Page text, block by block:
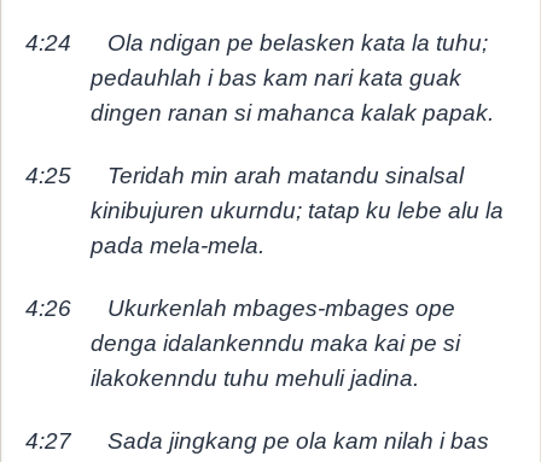
4:24
Ola ndigan pe belasken kata la tuhu;
pedauhlah i bas kam nari kata guak
dingen ranan si mahanca kalak papak.
4:25
Teridah min arah matandu sinalsal
kinibujuren ukurndu; tatap ku lebe alu la
pada mela-mela.
4:26
Ukurkenlah mbages-mbages ope
denga idalankenndu maka kai pe si
ilakokenndu tuhu mehuli jadina.
4:27
Sada jingkang pe ola kam nilah i bas